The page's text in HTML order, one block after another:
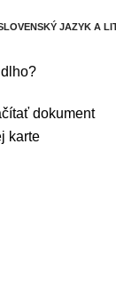
JAZYK A
dokument
karte